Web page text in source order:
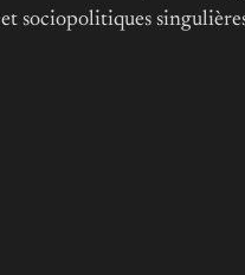
sociopolitiques